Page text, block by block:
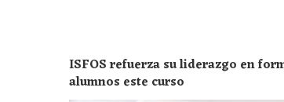
ISFOS refuerza su liderazgo en
alumnos este curso